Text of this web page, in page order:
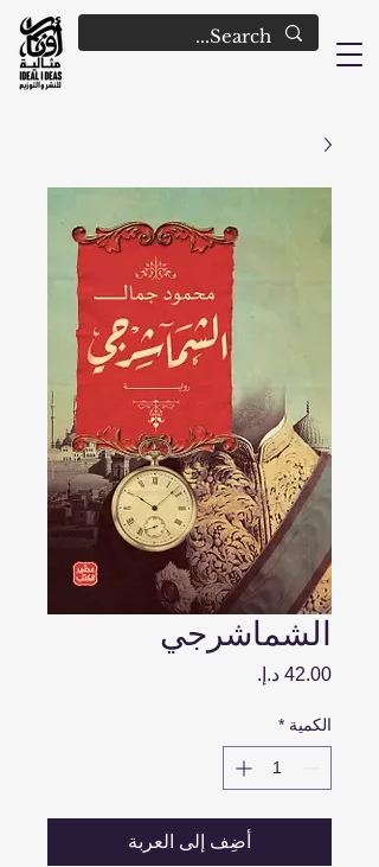
الشماشرجي
الكمية *
أضِف إلى العربة